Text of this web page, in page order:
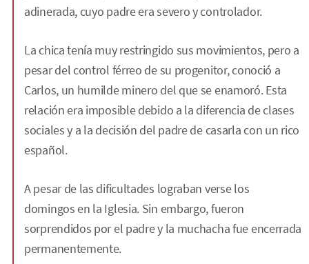
adinerada, cuyo padre era severo y controlador.
La chica tenía muy restringido sus movimientos, pero a
pesar del control férreo de su progenitor, conoció a
Carlos, un humilde minero del que se enamoró. Esta
relación era imposible debido a la diferencia de clases
sociales y a la decisión del padre de casarla con un rico
español.
A pesar de las dificultades lograban verse los
domingos en la Iglesia. Sin embargo, fueron
sorprendidos por el padre y la muchacha fue encerrada
permanentemente.